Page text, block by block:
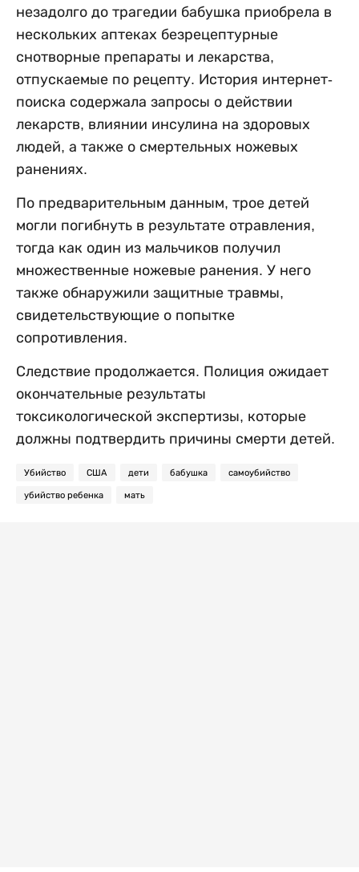
незадолго до трагедии бабушка приобрела в
нескольких аптеках безрецептурные
снотворные препараты и лекарства,
отпускаемые по рецепту. История интернет-
поиска содержала запросы о действии
лекарств, влиянии инсулина на здоровых
людей, а также о смертельных ножевых
ранениях.
По предварительным данным, трое детей
могли погибнуть в результате отравления,
тогда как один из мальчиков получил
множественные ножевые ранения. У него
также обнаружили защитные травмы,
свидетельствующие о попытке
сопротивления.
Следствие продолжается. Полиция ожидает
окончательные результаты
токсикологической экспертизы, которые
должны подтвердить причины смерти детей.
Убийство США дети бабушка самоубийство
убийство ребенка мать